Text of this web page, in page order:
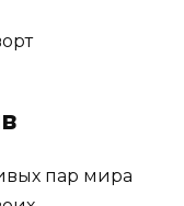
пар мира